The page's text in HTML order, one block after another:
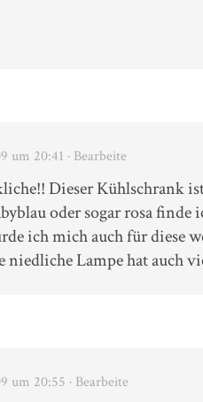
um 20:41 · Bearbeite
Dieser Kühlschrank
oder sogar rosa finde
ich mich auch für diese
niedliche Lampe hat auch
um 20:55 · Bearbeite